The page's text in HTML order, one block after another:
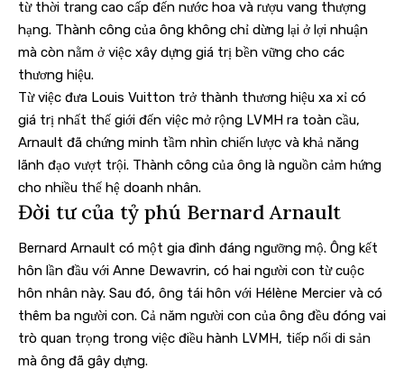
từ thời trang cao cấp đến nước hoa và rượu vang thượng
hạng. Thành công của ông không chỉ dừng lại ở lợi nhuận
mà còn nằm ở việc xây dựng giá trị bền vững cho các
thương hiệu.
Từ việc đưa Louis Vuitton trở thành thương hiệu xa xỉ có
giá trị nhất thế giới đến việc mở rộng LVMH ra toàn cầu,
Arnault đã chứng minh tầm nhìn chiến lược và khả năng
lãnh đạo vượt trội. Thành công của ông là nguồn cảm hứng
cho nhiều thế hệ doanh nhân.
Đời tư của tỷ phú Bernard Arnault
Bernard Arnault có một gia đình đáng ngưỡng mộ. Ông kết
hôn lần đầu với Anne Dewavrin, có hai người con từ cuộc
hôn nhân này. Sau đó, ông tái hôn với Hélène Mercier và có
thêm ba người con. Cả năm người con của ông đều đóng vai
trò quan trọng trong việc điều hành LVMH, tiếp nối di sản
mà ông đã gây dựng.